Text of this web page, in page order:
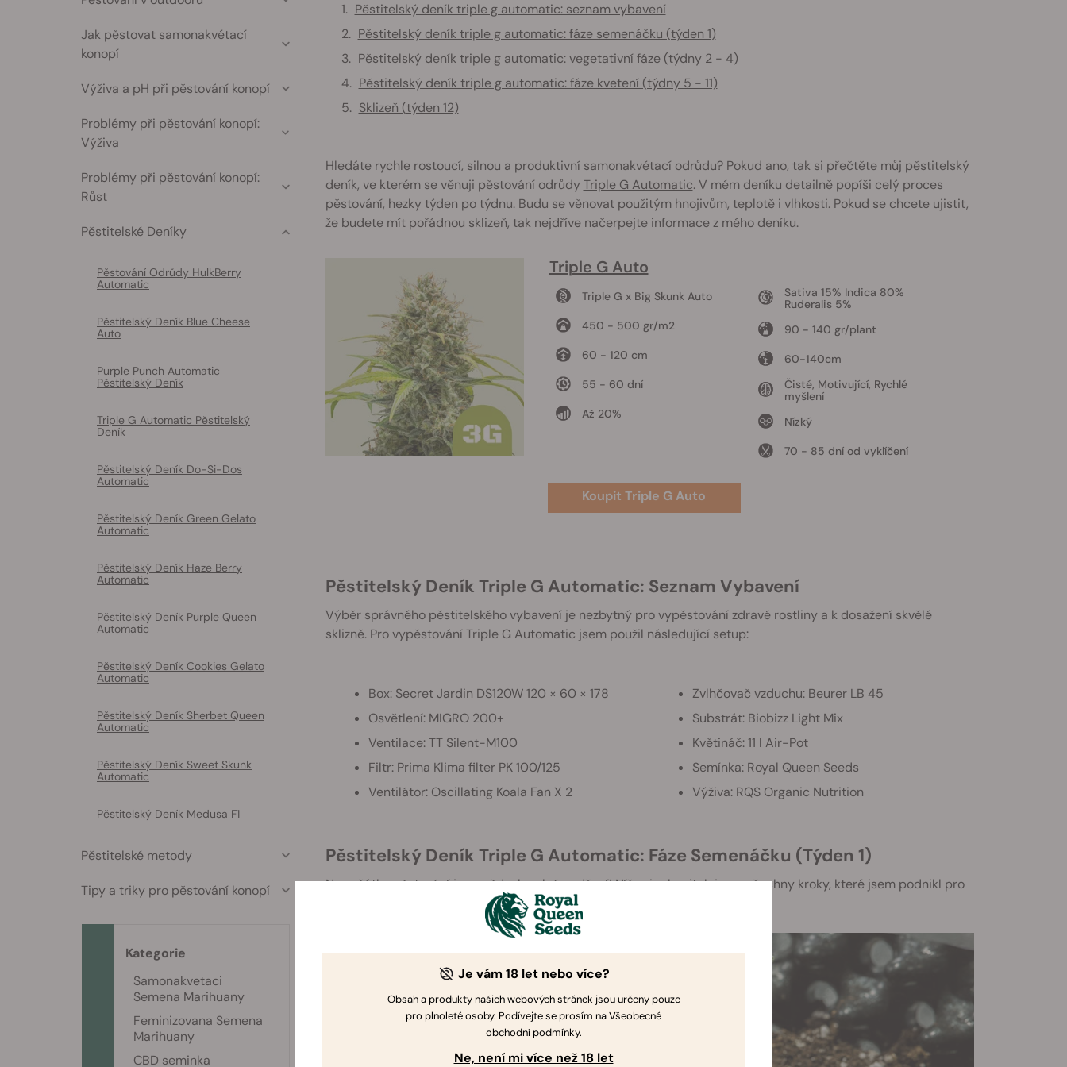
Pěstitelský deník triple g automatic: seznam vybavení
Pěstitelský deník triple g automatic: fáze semenáčku (týden 1)
Pěstitelský deník triple g automatic: vegetativní fáze (týdny 2 - 4)
Pěstitelský deník triple g automatic: fáze kvetení (týdny 5 - 11)
Sklizeň (týden 12)
Hledáte rychle rostoucí, silnou a produktivní samonakvétací odrůdu? Pokud ano, tak si přečtěte můj pěstitelský
deník, ve kterém se věnuji pěstování odrůdyTriple G Automatic. V mém deníku detailně popíši celý proces
pěstování, hezky týden po týdnu. Budu se věnovat použitým hnojivům, teplotě i vlhkosti. Pokud se chcete ujistit,
že budete mít pořádnou sklizeň, tak nejdříve načerpejte informace z mého deníku.
Triple G Auto
Triple G x Big Skunk Auto
450 - 500 gr/m2
60 - 120 cm
55 - 60 dní
Až 20%
Sativa 15% Indica 80%
Ruderalis 5%
90 - 140 gr/plant
60-140cm
Čisté, Motivující, Rychlé
myšlení
Nízký
70 - 85 dní od vyklíčení
Koupit Triple G Auto
Pěstitelský Deník Triple G Automatic: Seznam Vybavení
Výběr správného pěstitelského vybavení je nezbytný pro vypěstování zdravé rostliny a k dosažení skvělé
sklizně. Pro vypěstování Triple G Automatic jsem použil následující setup:
Box: Secret Jardin DS120W 120 × 60 × 178
Osvětlení: MIGRO 200+
Ventilace: TT Silent-M100
Filtr: Prima Klima filter PK 100/125
Ventilátor: Oscillating Koala Fan X 2
Zvlhčovač vzduchu: Beurer LB 45
Substrát: Biobizz Light Mix
Květináč: 11 l Air-Pot
Semínka: Royal Queen Seeds
Výživa: RQS Organic Nutrition
Pěstitelský Deník Triple G Automatic: Fáze Semenáčku (Týden 1)
Na začátku pěstování jsem vždycky plný nadšení! Níže si rekapitulujeme všechny kroky, které jsem podnikl pro
úspěšnou první fázi životního cyklu mé rostliny.
Jak pěstovat samonakvétací
konopí
Výživa a pH při pěstování konopí
Problémy při pěstování konopí:
Výživa
Problémy při pěstování konopí:
Růst
Pěstitelské Deníky
Pěstování Odrůdy HulkBerry
Automatic
Pěstitelský Deník Blue Cheese
Auto
Purple Punch Automatic
Pěstitelský Deník
Triple G Automatic Pěstitelský
Deník
Pěstitelský Deník Do-Si-Dos
Automatic
Pěstitelský Deník Green Gelato
Automatic
Pěstitelský Deník Haze Berry
Automatic
Pěstitelský Deník Purple Queen
Automatic
Pěstitelský Deník Cookies Gelato
Automatic
Pěstitelský Deník Sherbet Queen
Automatic
Pěstitelský Deník Sweet Skunk
Automatic
Pěstitelský Deník Medusa F1
Pěstitelské metody
Tipy a triky pro pěstování konopí
Kategorie
Samonakvetaci
Semena Marihuany
Feminizovana Semena
Marihuany
CBD seminka
Je vám 18 let nebo více?
Obsah a produkty našich webových stránek jsou určeny pouze
pro plnoleté osoby. Podívejte se prosím na Všeobecné
obchodní podmínky.
Ne, není mi více než 18 let